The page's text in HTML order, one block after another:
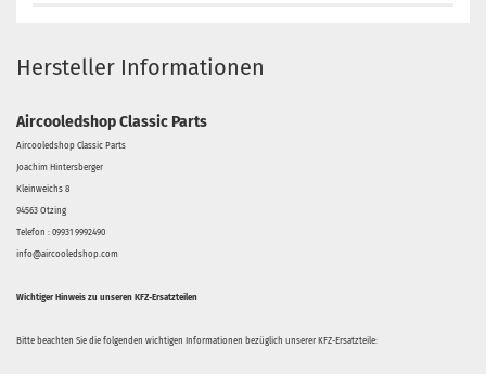
Hersteller Informationen
Aircooledshop Classic Parts
Aircooledshop Classic Parts
Joachim Hintersberger
Kleinweichs 8
94563 Otzing
Telefon : 09931 9992490
info@aircooledshop.com
Wichtiger Hinweis zu unseren KFZ-Ersatzteilen
Bitte beachten Sie die folgenden wichtigen Informationen bezüglich unserer KFZ-Ersatzteile: